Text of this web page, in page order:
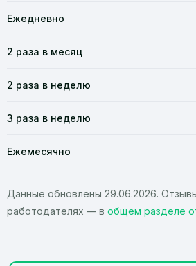
Ежедневно
2 раза в месяц
2 раза в неделю
3 раза в неделю
Ежемесячно
Данные обновлены 29.06.2026.
работодателях — в общем разделе